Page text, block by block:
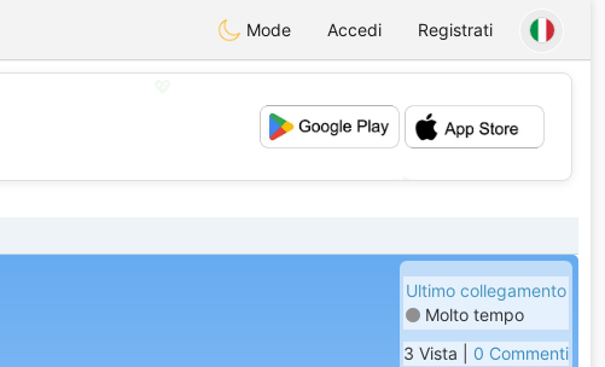
Mode Accedi Registrati
💕
Ultimo collegamento
Molto tempo
3 Vista | 0 Commenti